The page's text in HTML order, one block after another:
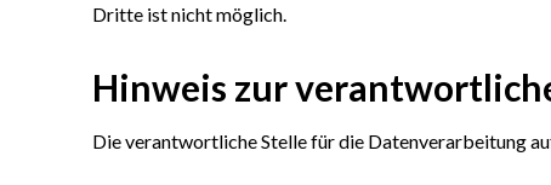
Dritte ist nicht möglich.
Hinweis zur
Die verantwortliche Stelle für die Datenverarbeitung